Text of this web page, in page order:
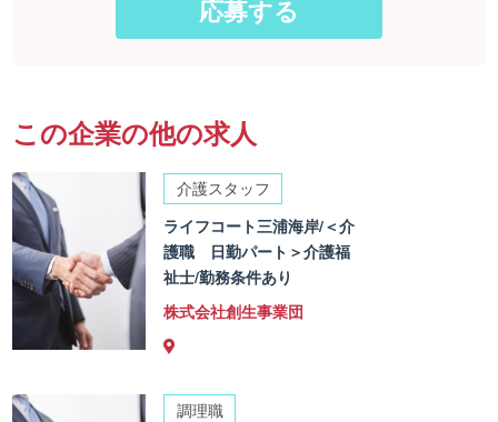
この企業の他の求人
介護スタッフ
ライフコート三浦海岸/＜介
護職 日勤パート＞介護福
祉士/勤務条件あり
株式会社創生事業団
調理職